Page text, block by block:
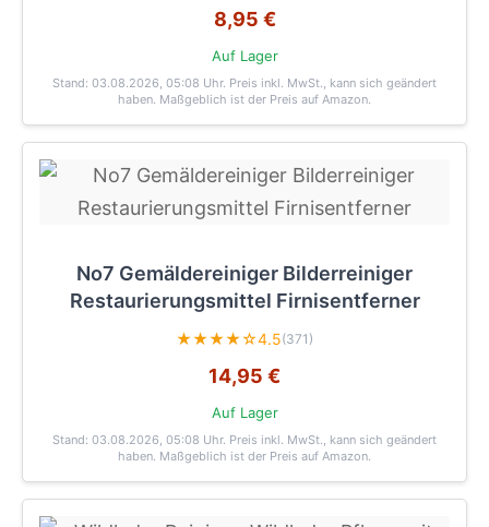
8,95 €
Auf Lager
Stand: 03.08.2026, 05:08 Uhr. Preis inkl. MwSt., kann sich geändert
haben. Maßgeblich ist der Preis auf Amazon.
No7 Gemäldereiniger Bilderreiniger
Restaurierungsmittel Firnisentferner
★★★★☆4.5(371)
14,95 €
Auf Lager
Stand: 03.08.2026, 05:08 Uhr. Preis inkl. MwSt., kann sich geändert
haben. Maßgeblich ist der Preis auf Amazon.